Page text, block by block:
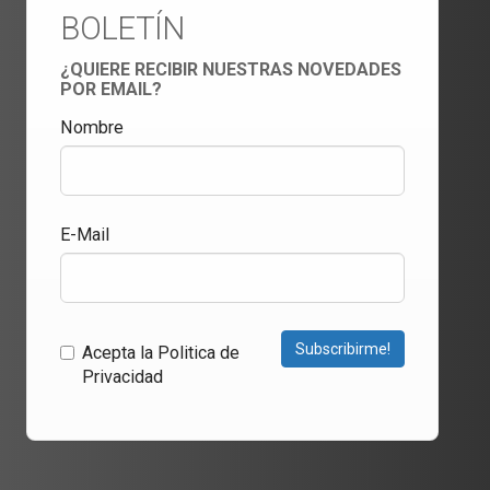
BOLETÍN
¿QUIERE RECIBIR NUESTRAS NOVEDADES
POR EMAIL?
Nombre
E-Mail
Acepta la Politica de
Privacidad
Subscribirme!